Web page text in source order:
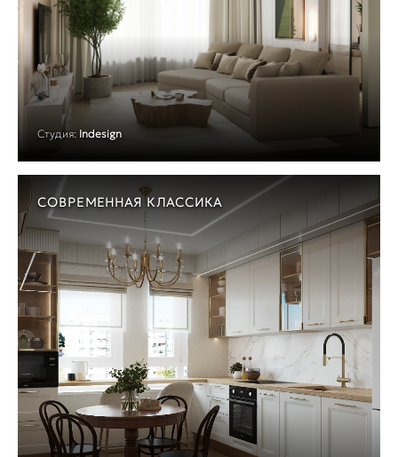
Студия: Indesign
СОВРЕМЕННАЯ КЛАССИКА